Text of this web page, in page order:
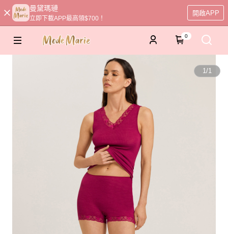
曼黛瑪璉
立即下載APP最高領$700！
開啟APP
0
1/1